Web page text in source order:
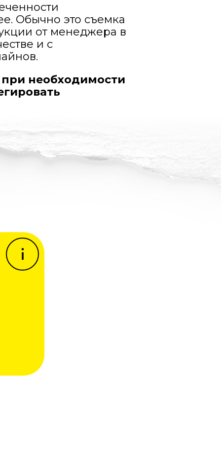
Обычно это съемка
от менеджера в
и с
необходимости